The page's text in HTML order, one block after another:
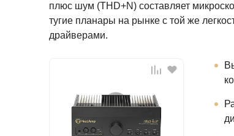
плюс шум (THD+N) составляет
тугие планары на рынке с той же
драйверами.